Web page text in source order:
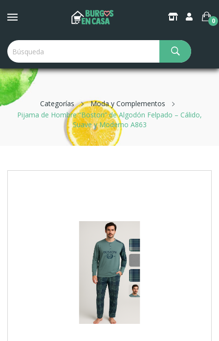
0
Categorías
Moda y Complementos
Pijama de Hombre “Boston” de Algodón Felpado – Cálido,
Suave y Moderno A863